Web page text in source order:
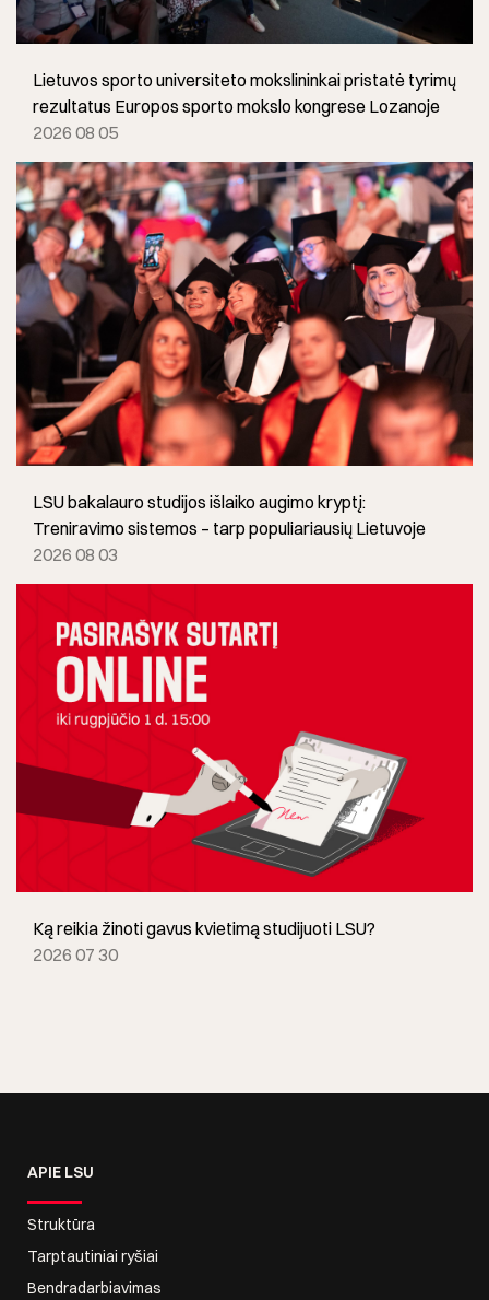
Lietuvos sporto universiteto mokslininkai pristatė tyrimų
rezultatus Europos sporto mokslo kongrese Lozanoje
2026 08 05
LSU bakalauro studijos išlaiko augimo kryptį:
Treniravimo sistemos – tarp populiariausių Lietuvoje
2026 08 03
Ką reikia žinoti gavus kvietimą studijuoti LSU?
2026 07 30
APIE LSU
Struktūra
Tarptautiniai ryšiai
Bendradarbiavimas